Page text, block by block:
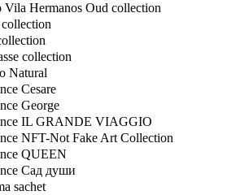
Vila Hermanos Oud collection
collection
Natural
Cesare
George
IL GRANDE VIAGGIO
NFT-Not Fake Art Collection
QUEEN
Сад души
sachet